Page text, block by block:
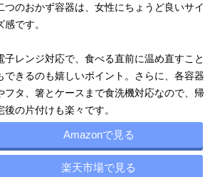
つのおかず容器は、女性にちょうど良いサイ
感です。
子レンジ対応で、食べる直前に温め直すこと
できるのも嬉しいポイント。さらに、各容器
フタ、箸とケースまで食洗機対応なので、帰
後の片付けも楽々です。
Amazonで見る
楽天市場で見る